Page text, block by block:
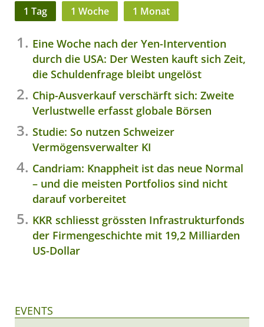
1 Tag 1 Woche 1 Monat
Eine Woche nach der Yen-Intervention
durch die USA: Der Westen kauft sich Zeit,
die Schuldenfrage bleibt ungelöst
Chip-Ausverkauf verschärft sich: Zweite
Verlustwelle erfasst globale Börsen
Studie: So nutzen Schweizer
Vermögensverwalter KI
Candriam: Knappheit ist das neue Normal
– und die meisten Portfolios sind nicht
darauf vorbereitet
KKR schliesst grössten Infrastrukturfonds
der Firmengeschichte mit 19,2 Milliarden
US-Dollar
EVENTS